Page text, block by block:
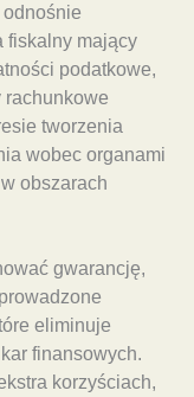
fiskalny mający
podatkowe,
rachunkowe
tworzenia
wobec organami
obszarach
gwarancję,
eliminuje
finansowych.
korzyściach,